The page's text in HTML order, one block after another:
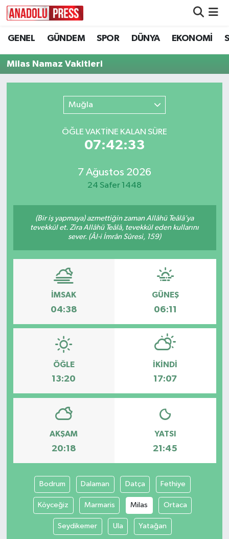
GENEL GÜNDEM SPOR DÜNYA EKONOMİ
Milas Namaz Vakitleri
Muğla
ÖĞLE VAKTİNE KALAN SÜRE
07:42:33
7 Ağustos 2026
24 Safer 1448
(Bir iş yapmaya) azmettiğin zaman Allâhü Teâlâ’ya
tevekkül et. Zira Allâhü Teâlâ, tevekkül eden kullarını
sever. (Âl-i İmrân Sûresi, 159)
İMSAK
04:38
GÜNEŞ
06:11
ÖĞLE
13:20
İKINDI
17:07
AKŞAM
20:18
YATSI
21:45
Bodrum Dalaman Datça Fethiye
Köyceğiz Marmaris Milas Ortaca
Seydikemer Ula Yatağan
Nöbetçi Eczaneler
Hava Durumu
Süper Lig Puan Durumu ve Fikstür
Tüm Manşetler
Haber Arşivi